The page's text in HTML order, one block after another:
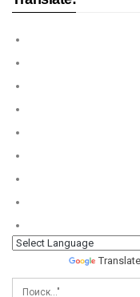
Translate